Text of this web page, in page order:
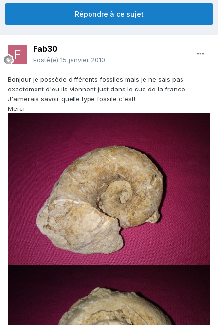
Répondre à ce sujet
Fab30
Posté(e) 15 janvier 2010
Bonjour je possède différents fossiles mais je ne sais pas
exactement d'ou ils viennent just dans le sud de la france.
J'aimerais savoir quelle type fossile c'est!
Merci